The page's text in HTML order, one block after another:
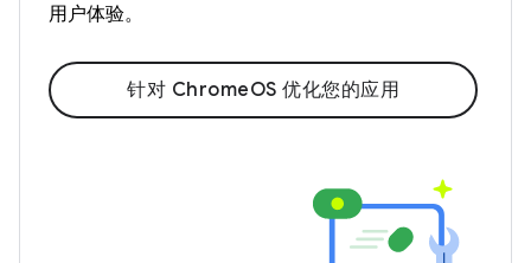
用户体验。
针对 ChromeOS 优化您的应用